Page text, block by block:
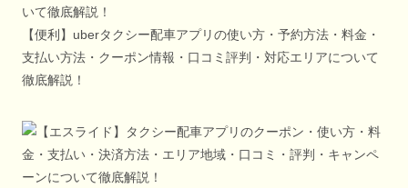
【便利】uberタクシー配車アプリの使い方・予約方法・料金・
支払い方法・クーポン情報・口コミ評判・対応エリアについて
徹底解説！